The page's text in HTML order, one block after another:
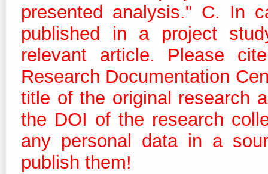
presented analysis." C. In
published in a project
relevant article. Please
Research Documentation
title of the original research
the DOI of the research
any personal data in a
publish them!